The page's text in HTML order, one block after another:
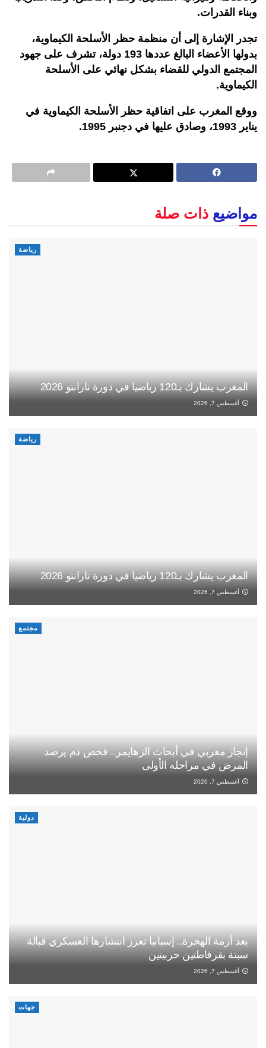
وبناء القدرات.
تجدر الإشارة إلى أن منظمة حظر الأسلحة الكيماوية،
بدولها الأعضاء البالغ عددها 193 دولة، تشرف على جهود
المجتمع الدولي للقضاء بشكل نهائي على الأسلحة
الكيماوية.
ووقع المغرب على اتفاقية حظر الأسلحة الكيماوية في
يناير 1993، وصادق عليها في دجنبر 1995.
مواضيع ذات صلة
رياضة
المغرب يشارك بـ120 رياضيا في دورة تارانتو 2026
أغسطس 7, 2026
رياضة
المغرب يشارك بـ120 رياضيا في دورة تارانتو 2026
أغسطس 7, 2026
مجتمع
إنجاز مغربي في أبحاث الزهايمر.. فحص دم يرصد
المرض في مراحله الأولى
أغسطس 7, 2026
دولية
بعد أزمة الهجرة.. إسبانيا تعزز انتشارها العسكري قبالة
سبتة بفرقاطتين حربيتين
أغسطس 7, 2026
جهات